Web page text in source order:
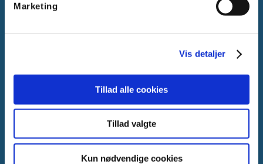
Marketing
Vis detaljer
Tillad alle cookies
Tillad valgte
Kun nødvendige cookies
CVR: DK-25695801
E-mail:info@vanpee.dk